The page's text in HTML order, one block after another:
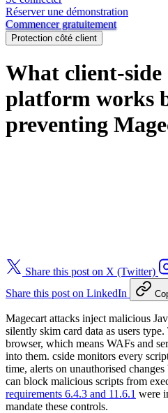
Réserver une démonstration
Commencer gratuitement
Protection côté client
What client-side
platform works
preventing
Share this post on X (Twitter)
Share this post on LinkedIn
Magecart attacks inject malicious
silently skim card data as users
browser, which means WAFs and
into them. cside monitors every
time, alerts on unauthorised
can block malicious scripts from
requirements 6.4.3 and 11.6.1 were
mandate these controls.